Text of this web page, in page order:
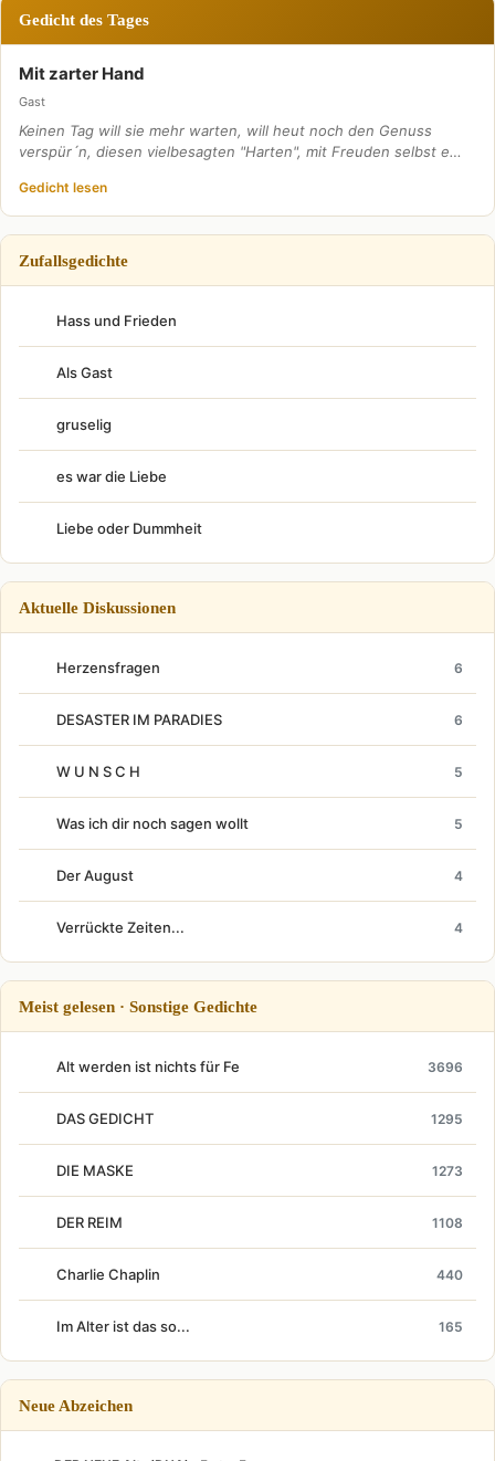
Gedicht des Tages
Mit zarter Hand
Gast
Keinen Tag will sie mehr warten, will heut noch den Genuss
verspür´n, diesen vielbesagten "Harten", mit Freuden selbst e…
Gedicht lesen
Zufallsgedichte
Hass und Frieden
Als Gast
gruselig
es war die Liebe
Liebe oder Dummheit
Aktuelle Diskussionen
Herzensfragen 6
DESASTER IM PARADIES 6
W U N S C H 5
Was ich dir noch sagen wollt 5
Der August 4
Verrückte Zeiten... 4
Meist gelesen · Sonstige Gedichte
Alt werden ist nichts für Fe 3696
DAS GEDICHT 1295
DIE MASKE 1273
DER REIM 1108
Charlie Chaplin 440
Im Alter ist das so... 165
Neue Abzeichen